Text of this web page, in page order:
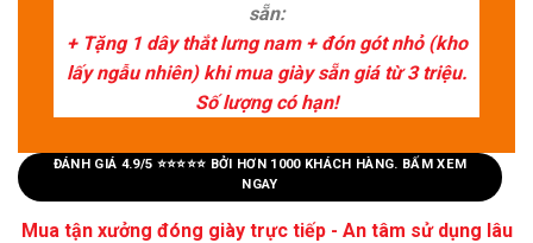
sẵn:
+ Tặng 1 dây thắt lưng nam + đón gót nhỏ (kho
lấy ngẫu nhiên) khi mua giày sẵn giá từ 3 triệu.
Số lượng có hạn!
ĐÁNH GIÁ 4.9/5 ⭐⭐⭐⭐⭐ BỞI HƠN 1000 KHÁCH HÀNG. BẤM XEM
NGAY
Mua tận xưởng đóng giày trực tiếp - An tâm sử dụng lâu